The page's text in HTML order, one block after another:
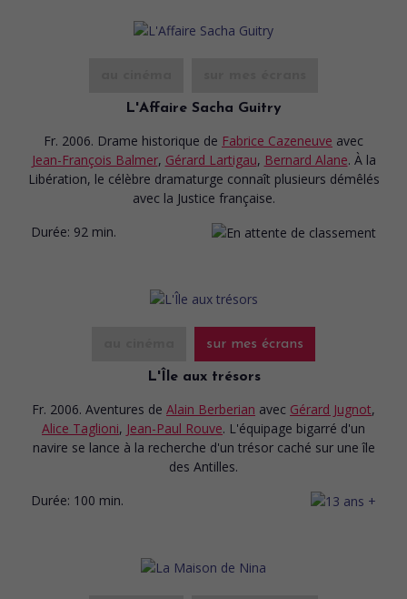
L'Affaire Sacha Guitry
Fr. 2006. Drame historique de Fabrice Cazeneuve avec
Jean-François Balmer, Gérard Lartigau, Bernard Alane. À la
Libération, le célèbre dramaturge connaît plusieurs démêlés
avec la Justice française.
Durée: 92 min.
sur mes écrans
L'Île aux trésors
Fr. 2006. Aventures de Alain Berberian avec Gérard Jugnot,
Alice Taglioni, Jean-Paul Rouve. L'équipage bigarré d'un
navire se lance à la recherche d'un trésor caché sur une île
des Antilles.
Durée: 100 min.